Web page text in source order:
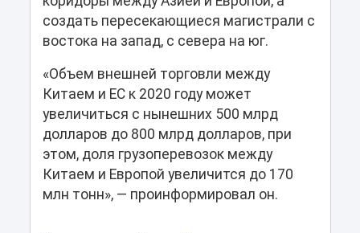
создать пересекающиеся магистрали с
востока на запад, с севера на юг.
«Объем внешней торговли между
Китаем и ЕС к 2020 году может
увеличиться с нынешних 500 млрд
долларов до 800 млрд долларов, при
этом, доля грузоперевозок между
Китаем и Европой увеличится до 170
млн тонн», ― проинформировал он.